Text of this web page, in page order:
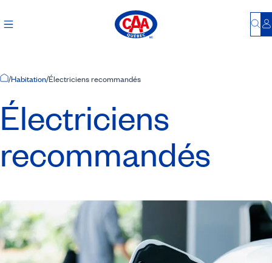
Accueil
/Habitation/Électriciens recommandés
Électriciens
recommandés